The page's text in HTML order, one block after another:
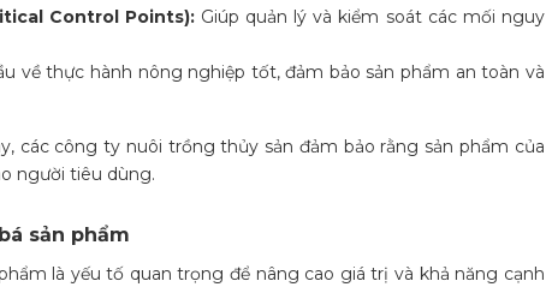
Control Points): Giúp quản lý và kiểm soát các mối nguy
về thực hành nông nghiệp tốt, đảm bảo sản phẩm an toàn và
các công ty nuôi trồng thủy sản đảm bảo rằng sản phẩm của
người tiêu dùng.
sản phẩm
là yếu tố quan trọng để nâng cao giá trị và khả năng cạnh